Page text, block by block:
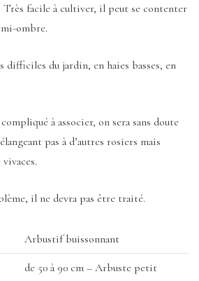
facile à cultiver, il peut se contenter
mi-ombre.
difficiles du jardin, en haies basses, en
à associer, on sera sans doute
pas à d’autres rosiers mais
il ne devra pas être traité.
Arbustif buissonnant
de 50 à 90 cm – Arbuste petit